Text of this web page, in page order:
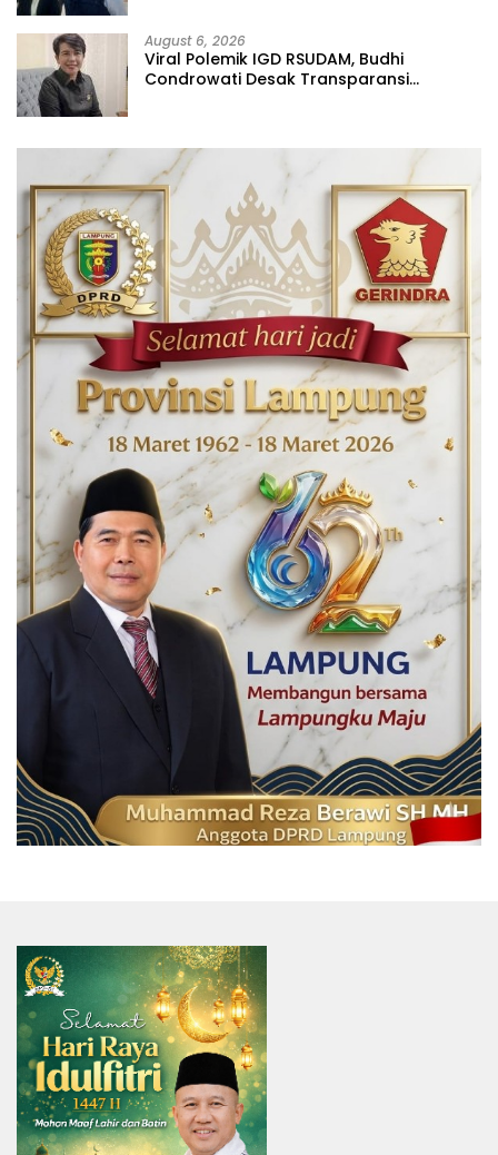
August 6, 2026
Viral Polemik IGD RSUDAM, Budhi
Condrowati Desak Transparansi